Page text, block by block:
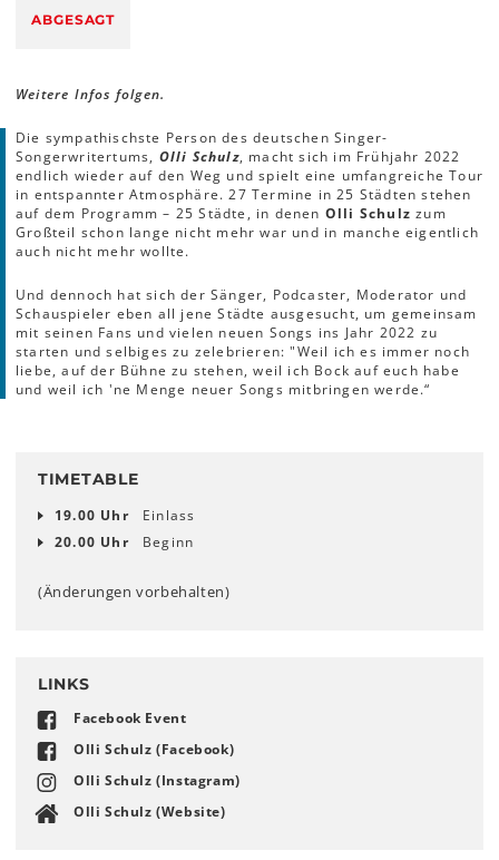
ABGESAGT
Weitere Infos folgen.
Die sympathischste Person des deutschen Singer-
Songerwritertums, Olli Schulz, macht sich im Frühjahr 2022
endlich wieder auf den Weg und spielt eine umfangreiche Tour
in entspannter Atmosphäre. 27 Termine in 25 Städten stehen
auf dem Programm – 25 Städte, in denen Olli Schulz zum
Großteil schon lange nicht mehr war und in manche eigentlich
auch nicht mehr wollte.
Und dennoch hat sich der Sänger, Podcaster, Moderator und
Schauspieler eben all jene Städte ausgesucht, um gemeinsam
mit seinen Fans und vielen neuen Songs ins Jahr 2022 zu
starten und selbiges zu zelebrieren: "Weil ich es immer noch
liebe, auf der Bühne zu stehen, weil ich Bock auf euch habe
und weil ich 'ne Menge neuer Songs mitbringen werde.“
TIMETABLE
19.00 Uhr
Einlass
20.00 Uhr
Beginn
(Änderungen vorbehalten)
LINKS
Facebook Event
Olli Schulz (Facebook)
Olli Schulz (Instagram)
Olli Schulz (Website)